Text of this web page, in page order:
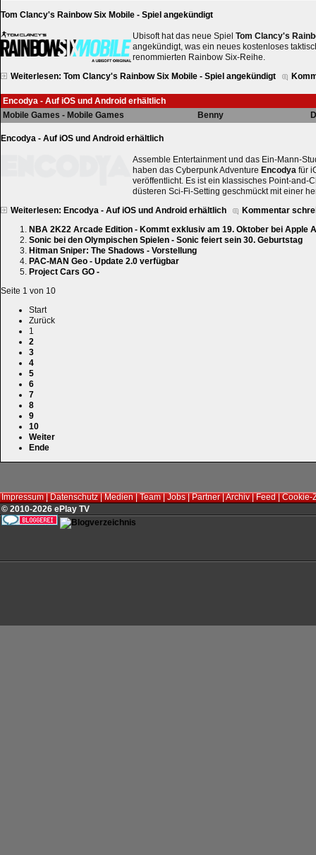
Tom Clancy's Rainbow Six Mobile - Spiel angekündigt
Ubisoft hat das neue Spiel Tom Clancy's
angekündigt, was ein neues kostenloses
renommierten Rainbow Six-Reihe.
Weiterlesen: Tom Clancy's Rainbow Six Mobile - Spiel angekündigt
Encodya - Auf iOS und Android erhältlich
Mobile Games - Mobile Games
Benny
Encodya - Auf iOS und Android erhältlich
Assemble Entertainment und das Ein-Mann-
haben das Cyberpunk Adventure Encodya für
veröffentlicht. Es ist ein klassisches Point-and-
düsteren Sci-Fi-Setting geschmückt mit einer
Weiterlesen: Encodya - Auf iOS und Android erhältlich
Kommentar
NBA 2K22 Arcade Edition - Kommt exklusiv am 19. Oktober bei Apple
Sonic bei den Olympischen Spielen - Sonic feiert sein 30. Geburtstag
Hitman Sniper: The Shadows - Vorstellung
PAC-MAN Geo - Update 2.0 verfügbar
Project Cars GO -
Seite 1 von 10
Start
Zurück
1
2
3
4
5
6
7
8
9
10
Weiter
Ende
Impressum|Datenschutz|Medien|Team|Jobs|Partner|Archiv|Feed|Cookie-
© 2010-2026 ePlay TV